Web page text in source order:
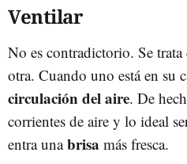
Ventilar
No es contradictorio. Se
otra. Cuando uno está en su
circulación del aire. De
corrientes de aire y lo ideal
entra unabrisa más fresca.